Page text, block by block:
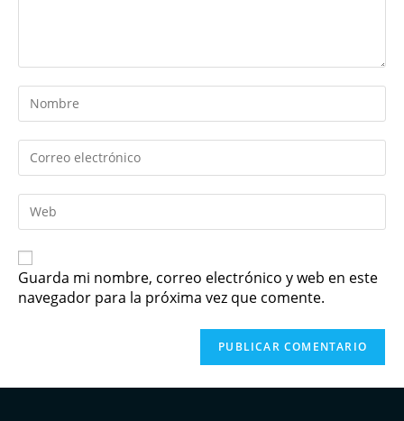
Guarda mi nombre, correo electrónico y web en este
navegador para la próxima vez que comente.